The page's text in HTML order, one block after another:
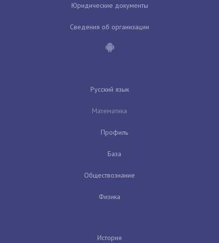
Юридические документы
Сведения об организации
Русский язык
Математика
Профиль
База
Обществознание
Физика
История